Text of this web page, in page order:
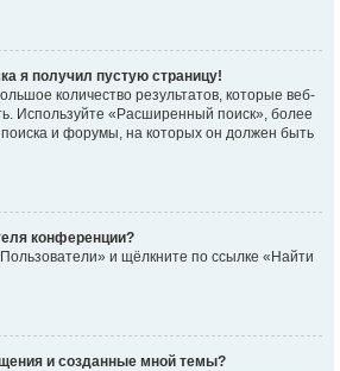
я получил пустую страницу!
количество результатов, которые веб-
Используйте «Расширенный поиск», более
поиска и форумы, на которых он должен быть
конференции?
и щёлкните по ссылке «Найти
и созданные мной темы?